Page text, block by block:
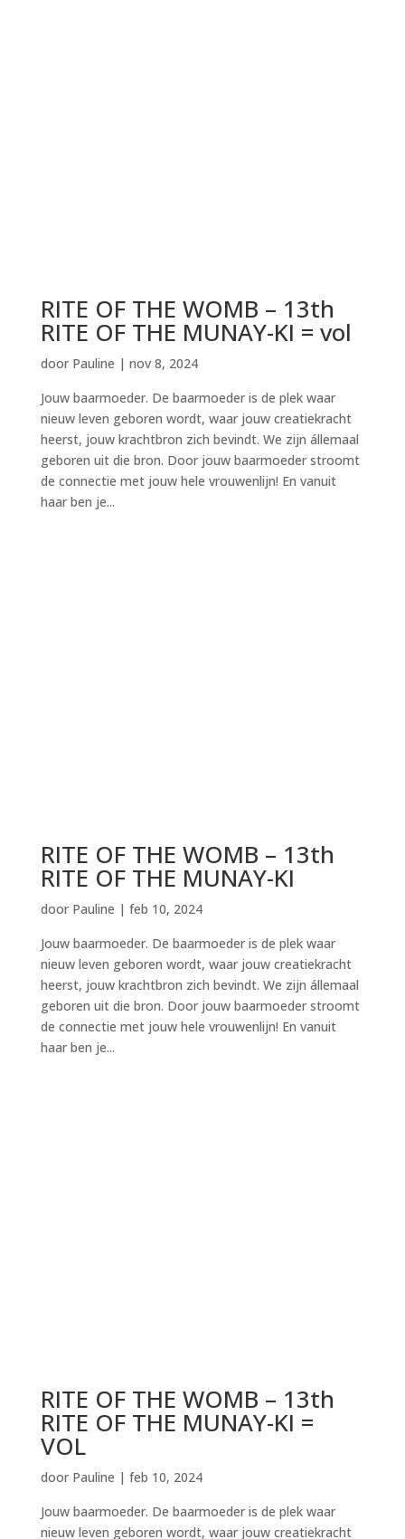
RITE OF THE WOMB – 13th
RITE OF THE MUNAY-KI = vol
door Pauline | nov 8, 2024
Jouw baarmoeder. De baarmoeder is de plek waar
nieuw leven geboren wordt, waar jouw creatiekracht
heerst, jouw krachtbron zich bevindt. We zijn állemaal
geboren uit die bron. Door jouw baarmoeder stroomt
de connectie met jouw hele vrouwenlijn! En vanuit
haar ben je...
RITE OF THE WOMB – 13th
RITE OF THE MUNAY-KI
door Pauline | feb 10, 2024
Jouw baarmoeder. De baarmoeder is de plek waar
nieuw leven geboren wordt, waar jouw creatiekracht
heerst, jouw krachtbron zich bevindt. We zijn állemaal
geboren uit die bron. Door jouw baarmoeder stroomt
de connectie met jouw hele vrouwenlijn! En vanuit
haar ben je...
RITE OF THE WOMB – 13th
RITE OF THE MUNAY-KI =
VOL
door Pauline | feb 10, 2024
Jouw baarmoeder. De baarmoeder is de plek waar
nieuw leven geboren wordt, waar jouw creatiekracht